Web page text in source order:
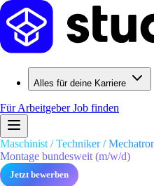
Alles für deine Karriere
Für ArbeitgeberJob finden
Maschinist / Techniker /
Montage bundesweit (m/w/d)
Jetzt bewerben